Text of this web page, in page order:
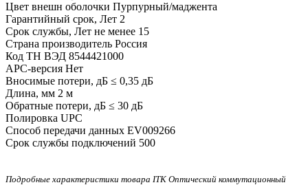
Цвет внешн оболочки Пурпурный/маджента
Гарантийный срок, Лет 2
Срок службы, Лет не менее 15
Страна производитель Россия
Код ТН ВЭД 8544421000
APC-версия Нет
Вносимые потери, дБ ≤ 0,35 дБ
Длина, мм 2 м
Обратные потери, дБ ≤ 30 дБ
Полировка UPC
Способ передачи данных EV009266
Срок службы подключений 500
Подробные характеристики товара ITK Оптический коммутационный